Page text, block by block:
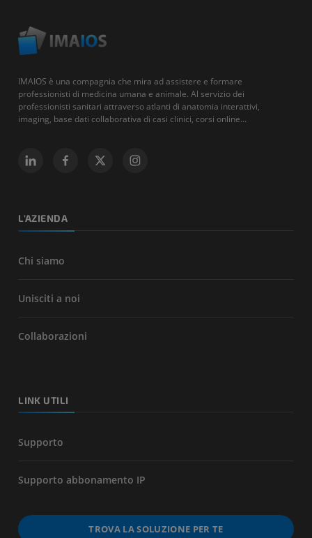
IMAIOS è una compagnia che mira ad assistere e formare
professionisti di medicina umana e animale. Al servizio dei
professionisti sanitari attraverso atlanti di anatomia interattivi,
imaging, base dati collaborativa di casi clinici, corsi online...
L'AZIENDA
Chi siamo
Unisciti a noi
Collaborazioni
LINK UTILI
Supporto
Supporto abbonamento IP
TROVA LA SOLUZIONE PER TE